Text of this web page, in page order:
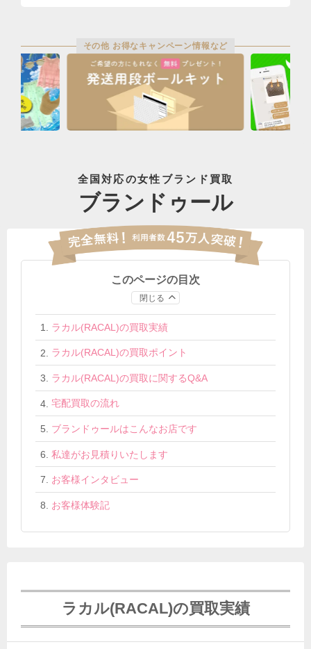
その他 お得なキャンペーン情報など
全国対応の女性ブランド買取
ブランドゥール
このページの目次
閉じる
ラカル(RACAL)の買取実績
ラカル(RACAL)の買取ポイント
ラカル(RACAL)の買取に関するQ&A
宅配買取の流れ
ブランドゥールはこんなお店です
私達がお見積りいたします
お客様インタビュー
お客様体験記
ラカル(RACAL)の買取実績